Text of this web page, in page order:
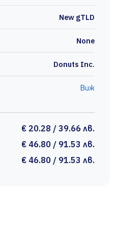
New gTLD
None
Donuts Inc.
Виж
€ 20.28 / 39.66 лв.
€ 46.80 / 91.53 лв.
€ 46.80 / 91.53 лв.